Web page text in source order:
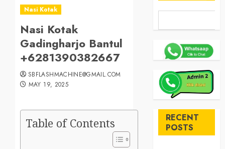
Nasi Kotak
Nasi Kotak
Gadingharjo Bantul
+6281390382667
SBFLASHMACHINE@GMAIL.COM
MAY 19, 2025
Table of Contents
RECENT
POSTS